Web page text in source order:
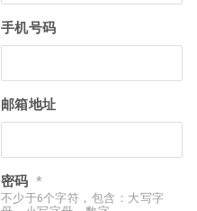
手机号码
邮箱地址
密码 *
不少于6个字符，包含：大写字